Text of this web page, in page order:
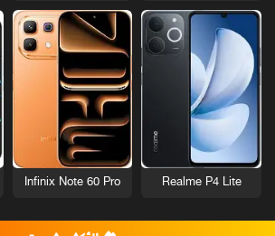
Realme P4 Lite
Infinix Note 60 Pro